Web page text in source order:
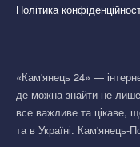
Політика
«Кам'янець 24» —
де можна знайти не
все важливе та цікаве,
та в Україні. Кам'янець-